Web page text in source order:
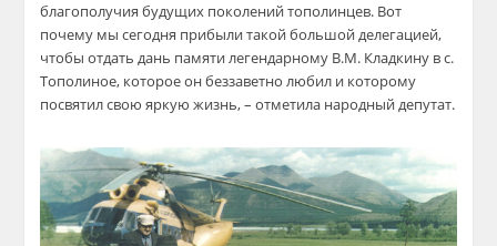
благополучия будущих поколений тополинцев. Вот
почему мы сегодня прибыли такой большой делегацией,
чтобы отдать дань памяти легендарному В.М. Кладкину в с.
Тополиное, которое он беззаветно любил и которому
посвятил свою яркую жизнь, – отметила народный депутат.